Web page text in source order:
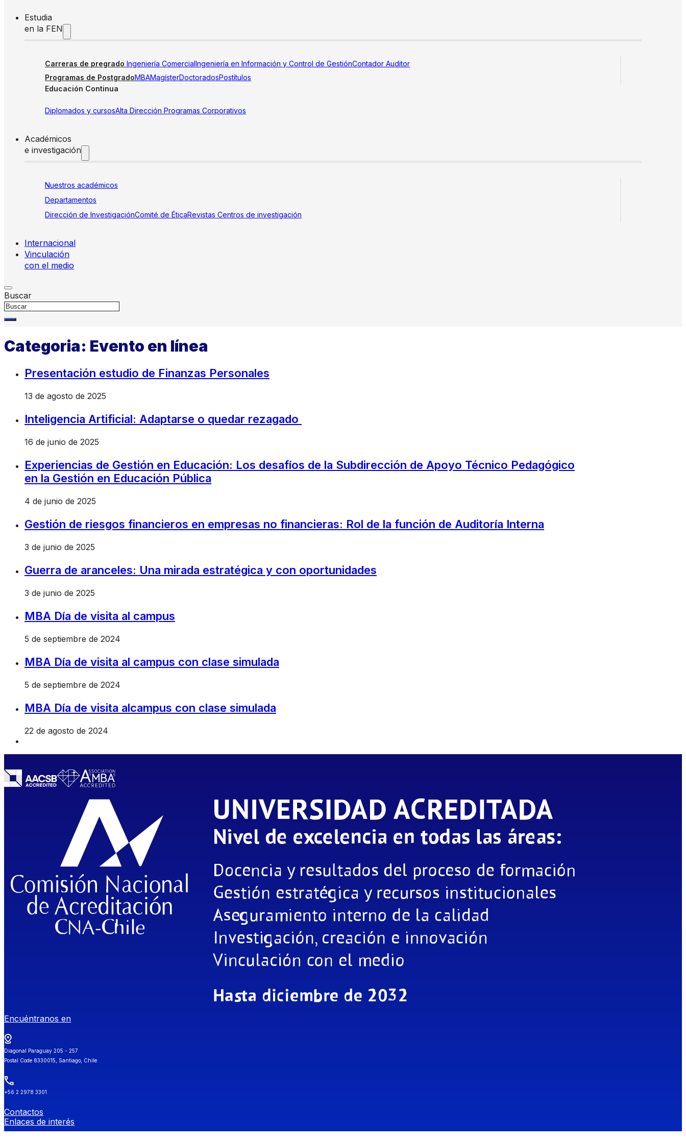
Estudia
en la FEN
Carreras de pregrado Ingeniería ComercialIngeniería en Información y Control de GestiónContador Auditor
Programas de PostgradoMBAMagísterDoctoradosPostítulos
Educación Continua
Diplomados y cursosAlta Dirección Programas Corporativos
Académicos
e investigación
Nuestros académicos
Departamentos
Dirección de InvestigaciónComité de ÉticaRevistas Centros de investigación
Internacional
Vinculación
con el medio
Buscar
Categoria: Evento en línea
Presentación estudio de Finanzas Personales
13 de agosto de 2025
Inteligencia Artificial: Adaptarse o quedar rezagado
16 de junio de 2025
Experiencias de Gestión en Educación: Los desafíos de la Subdirección de Apoyo Técnico Pedagógico
en la Gestión en Educación Pública
4 de junio de 2025
Gestión de riesgos financieros en empresas no financieras: Rol de la función de Auditoría Interna
3 de junio de 2025
Guerra de aranceles: Una mirada estratégica y con oportunidades
3 de junio de 2025
MBA Día de visita al campus
5 de septiembre de 2024
MBA Día de visita al campus con clase simulada
5 de septiembre de 2024
MBA Día de visita alcampus con clase simulada
22 de agosto de 2024
Encuéntranos en
Diagonal Paraguay 205 - 257
Postal Code 8330015, Santiago, Chile
+56 2 2978 3301
Contactos
Enlaces de interés